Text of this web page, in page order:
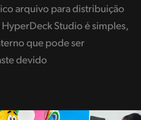
arquivo para distribuição
Studio é simples,
que pode ser
devido